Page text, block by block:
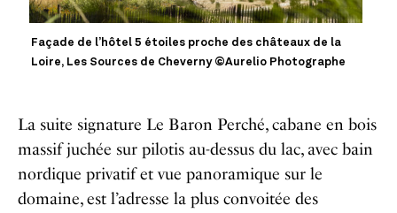
Façade de l’hôtel 5 étoiles proche des châteaux de la
Loire, Les Sources de Cheverny ©Aurelio Photographe
La suite signature Le Baron Perché, cabane en bois
massif juchée sur pilotis au-dessus du lac, avec bain
nordique privatif et vue panoramique sur le
domaine, est l’adresse la plus convoitée des